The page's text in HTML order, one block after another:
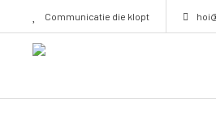
Communicatie die klopt